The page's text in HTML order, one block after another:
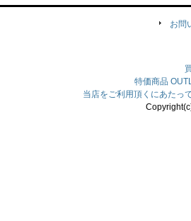
お問
特価商品
当店をご利用頂くにあたっ